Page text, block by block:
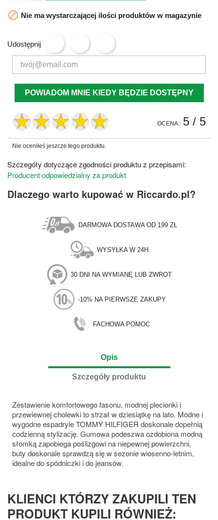
 Nie ma wystarczającej ilości produktów w magazynie
Udostępnij
POWIADOM MNIE KIEDY BĘDZIE DOSTĘPNY
OCENA: 5 / 5
Nie oceniłeś jeszcze tego produktu.
Szczegóły dotyczące zgodności produktu z przepisami:
Producent odpowiedzialny za produkt
Dlaczego warto kupować w Riccardo.pl?
DARMOWA DOSTAWA OD 199 ZŁ
WYSYŁKA W 24H
30 DNI NA WYMIANĘ LUB ZWROT
-10% NA PIERWSZE ZAKUPY
FACHOWA POMOC
Opis
Szczegóły produktu
Zestawienie komfortowego fasonu, modnej plecionki i
przewiewnej cholewki to strzał w dziesiątkę na lato. Modne i
wygodne espadryle TOMMY HILFIGER doskonale dopełnią
codzienną stylizację. Gumowa podeszwa ozdobiona modną
słomką zapobiega poślizgowi na niepewnej powierzchni,
buty doskonale sprawdzą się w sezonie wiosenno-letnim,
idealne do spódniczki i do jeansów.
KLIENCI KTÓRZY ZAKUPILI TEN
PRODUKT KUPILI RÓWNIEŻ: